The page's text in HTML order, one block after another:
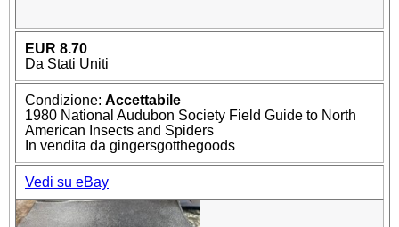
EUR 8.70
Da Stati Uniti
Condizione: Accettabile
1980 National Audubon Society Field Guide to North
American Insects and Spiders
In vendita da gingersgotthegoods
Vedi su eBay